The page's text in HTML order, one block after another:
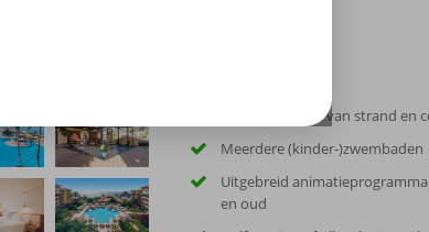
Op loopafstand van strand en
Meerdere (kinder-)zwembaden
Uitgebreid
en oud